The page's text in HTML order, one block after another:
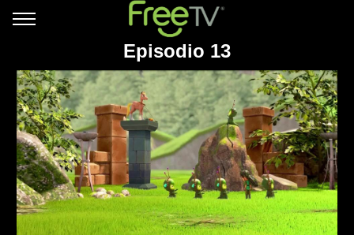
Episodio 13